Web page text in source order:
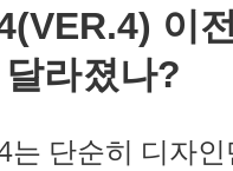
이
라졌나?
는 단순히 디자